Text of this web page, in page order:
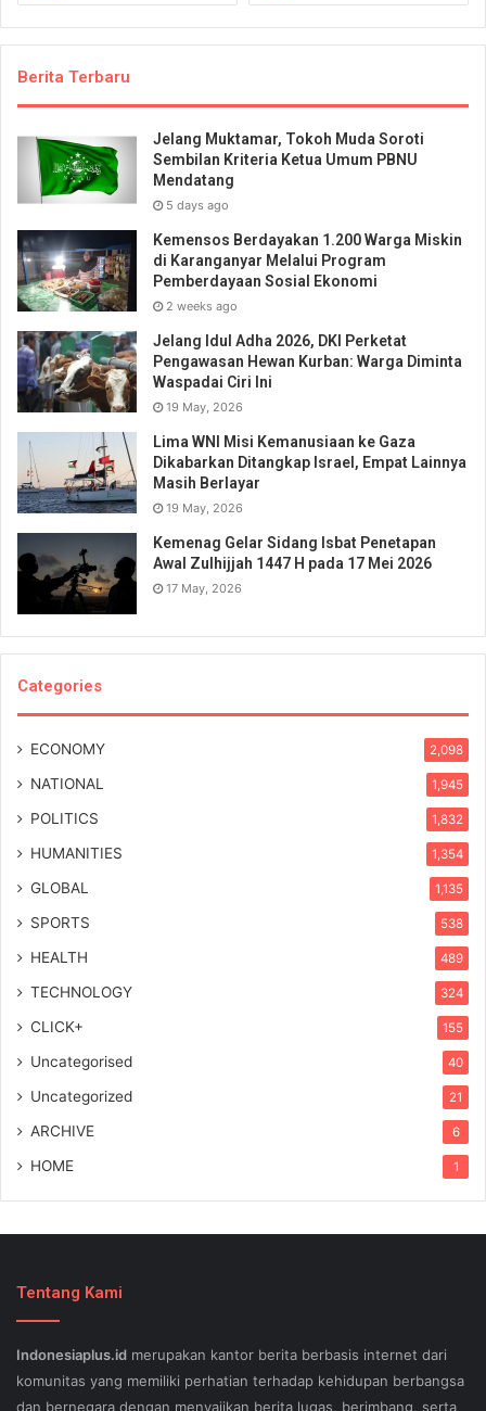
Berita Terbaru
Jelang Muktamar, Tokoh Muda Soroti
Sembilan Kriteria Ketua Umum PBNU
Mendatang
5 days ago
Kemensos Berdayakan 1.200 Warga Miskin
di Karanganyar Melalui Program
Pemberdayaan Sosial Ekonomi
2 weeks ago
Jelang Idul Adha 2026, DKI Perketat
Pengawasan Hewan Kurban: Warga Diminta
Waspadai Ciri Ini
19 May, 2026
Lima WNI Misi Kemanusiaan ke Gaza
Dikabarkan Ditangkap Israel, Empat Lainnya
Masih Berlayar
19 May, 2026
Kemenag Gelar Sidang Isbat Penetapan
Awal Zulhijjah 1447 H pada 17 Mei 2026
17 May, 2026
Categories
ECONOMY 2,098
NATIONAL 1,945
POLITICS 1,832
HUMANITIES 1,354
GLOBAL 1,135
SPORTS 538
HEALTH 489
TECHNOLOGY 324
CLICK+ 155
Uncategorised 40
Uncategorized 21
ARCHIVE 6
HOME 1
Tentang Kami
Indonesiaplus.id merupakan kantor berita berbasis internet dari
komunitas yang memiliki perhatian terhadap kehidupan berbangsa
dan bernegara dengan menyajikan berita lugas, berimbang, serta